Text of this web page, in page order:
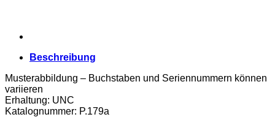
Beschreibung
Musterabbildung – Buchstaben und Seriennummern können
variieren
Erhaltung: UNC
Katalognummer: P.179a